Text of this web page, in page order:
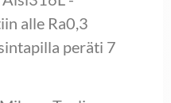
alle Ra0,3
peräti 7